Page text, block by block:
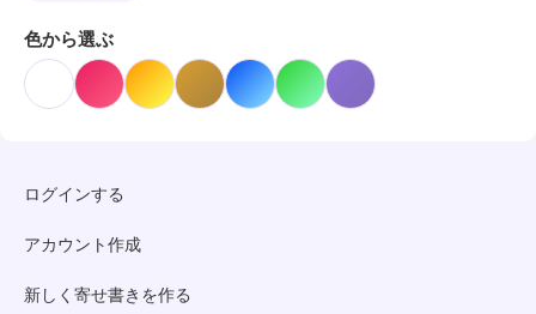
色から選ぶ
ログインする
アカウント作成
新しく寄せ書きを作る